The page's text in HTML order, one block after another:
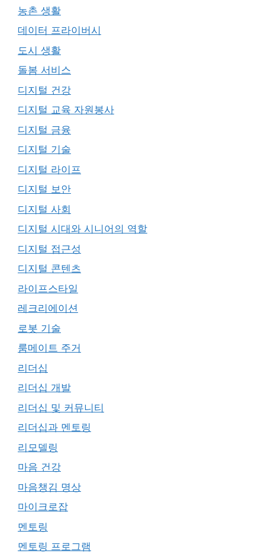
농촌 생활
데이터 프라이버시
도시 생활
돌봄 서비스
디지털 건강
디지털 교육 자원봉사
디지털 금융
디지털 기술
디지털 라이프
디지털 보안
디지털 사회
디지털 시대와 시니어의 역할
디지털 접근성
디지털 콘텐츠
라이프스타일
레크리에이션
로봇 기술
룸메이트 주거
리더십
리더십 개발
리더십 및 커뮤니티
리더십과 멘토링
리모델링
마음 건강
마음챙김 명상
마이크로잡
멘토링
멘토링 프로그램